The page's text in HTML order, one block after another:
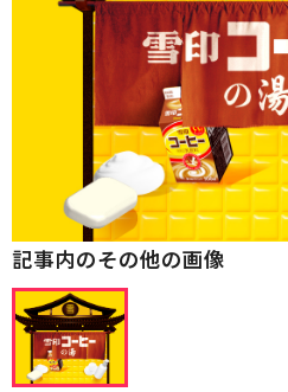
記事内のその他の画像